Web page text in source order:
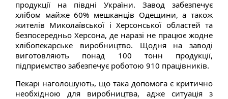
продукції на півдні України. Завод забезпечує
хлібом майже 60% мешканців Одещини, а також
жителів Миколаївської і Херсонської областей та
безпосередньо Херсона, де наразі не працює жодне
хлібопекарське виробництво. Щодня на заводі
виготовляють понад 100 тонн продукції,
підприємство забезпечує роботою 910 працівників.
Пекарі наголошують, що така допомога є критично
необхідною для виробництва, адже ситуація з